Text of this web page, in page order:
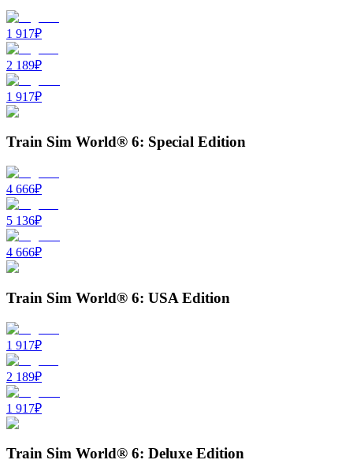
1 917₽
2 189₽
1 917₽
Train Sim World® 6: Special Edition
4 666₽
5 136₽
4 666₽
Train Sim World® 6: USA Edition
1 917₽
2 189₽
1 917₽
Train Sim World® 6: Deluxe Edition